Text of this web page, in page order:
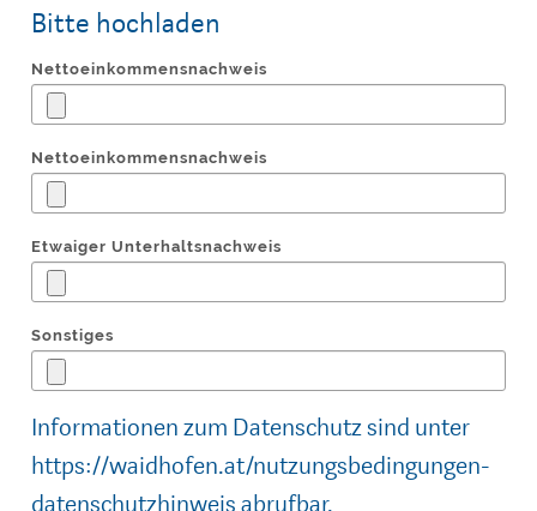
Bitte hochladen
Nettoeinkommensnachweis
Nettoeinkommensnachweis
Etwaiger Unterhaltsnachweis
Sonstiges
Informationen zum Datenschutz sind unter
https://waidhofen.at/nutzungsbedingungen-
datenschutzhinweis abrufbar.